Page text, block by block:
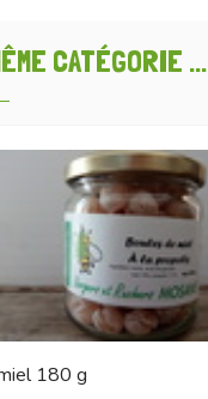
CATÉGORIE ...
180 g